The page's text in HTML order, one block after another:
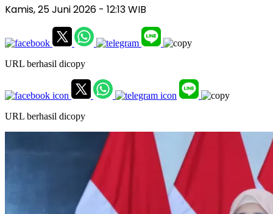
Kamis, 25 Juni 2026 - 12:13 WIB
URL berhasil dicopy
URL berhasil dicopy